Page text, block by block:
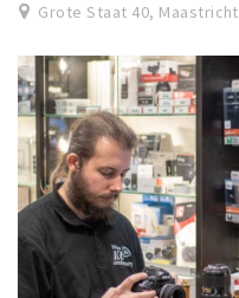
Grote Staat 40, Maastricht